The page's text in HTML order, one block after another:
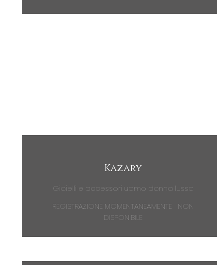
Kazary
Gioielli e accessori uomo donna lusso
REGISTRAZIONE MOMENTANEAMENTE NON
DISPONIBILE